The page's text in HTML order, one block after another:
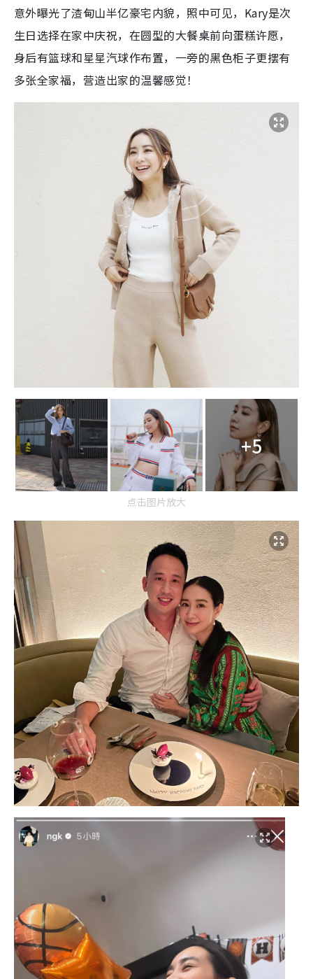
意外曝光了渣甸山半亿豪宅内貌，照中可见，Kary是次
生日选择在家中庆祝，在圆型的大餐桌前向蛋糕许愿，
身后有篮球和星星汽球作布置，一旁的黑色柜子更摆有
多张全家福，营造出家的温馨感觉！
+5
点击图片放大